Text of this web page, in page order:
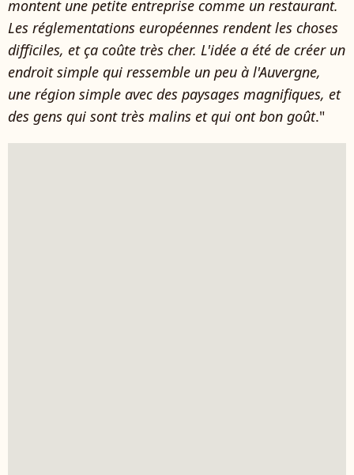
montent une petite entreprise comme un restaurant.
Les réglementations européennes rendent les choses
difficiles, et ça coûte très cher. L'idée a été de créer un
endroit simple qui ressemble un peu à l'Auvergne,
une région simple avec des paysages magnifiques, et
des gens qui sont très malins et qui ont bon goût."